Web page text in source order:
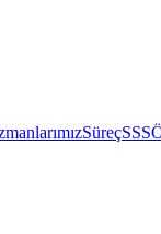
SüreçSSS